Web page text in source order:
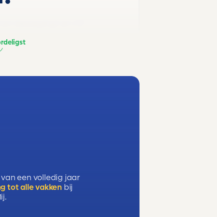
een volledig jaar
tot alle vakken bij